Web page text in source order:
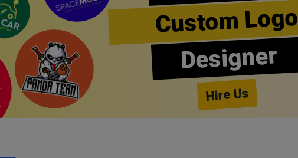
Custom Logo
Designer
Hire Us